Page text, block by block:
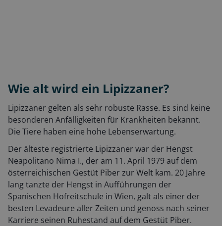
Wie alt wird ein Lipizzaner?
Lipizzaner gelten als sehr robuste Rasse. Es sind keine
besonderen Anfälligkeiten für Krankheiten bekannt.
Die Tiere haben eine hohe Lebenserwartung.
Der älteste registrierte Lipizzaner war der Hengst
Neapolitano Nima I., der am 11. April 1979 auf dem
österreichischen Gestüt Piber zur Welt kam. 20 Jahre
lang tanzte der Hengst in Aufführungen der
Spanischen Hofreitschule in Wien, galt als einer der
besten Levadeure aller Zeiten und genoss nach seiner
Karriere seinen Ruhestand auf dem Gestüt Piber.